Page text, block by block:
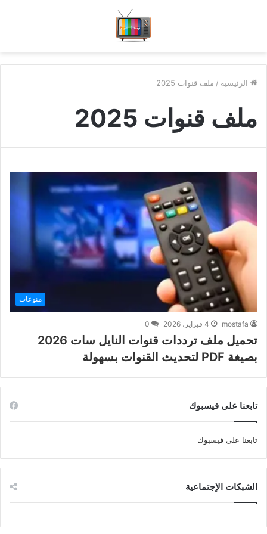
الرئيسية / ملف قنوات 2025
ملف قنوات 2025
منوعات
mostafa 4 فبراير، 2026 0
تحميل ملف ترددات قنوات النايل سات 2026
بصيغة PDF لتحديث القنوات بسهولة
تابعنا على فيسبوك
تابعنا على فيسبوك
الشبكات الإجتماعية